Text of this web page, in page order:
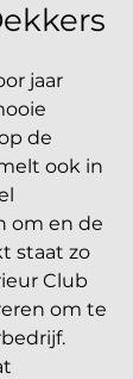
jaar
de
ook in
om en de
staat zo
Club
om te